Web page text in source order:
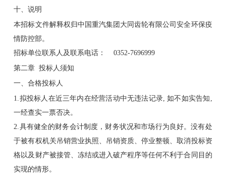
十、说明
本招标文件解释权归中国重汽集团大同齿轮有限公司安全环保疫
情防控部。
招标单位联系人及联系电话： 0352-7696999
第二章 投标人须知
一、合格投标人
1.拟投标人在近三年内在经营活动中无违法记录, 如不如实告知,
一经查实一票否决。
2.具有健全的财务会计制度，财务状况和市场行为良好。没有处
于被有权机关吊销营业执照、吊销资质、停业整顿、取消投标资
格以及财产被接管、冻结或进入破产程序等任何不利于合同目的
实现的情形。